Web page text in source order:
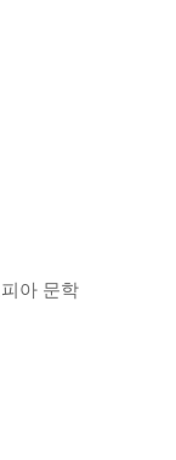
아 문학